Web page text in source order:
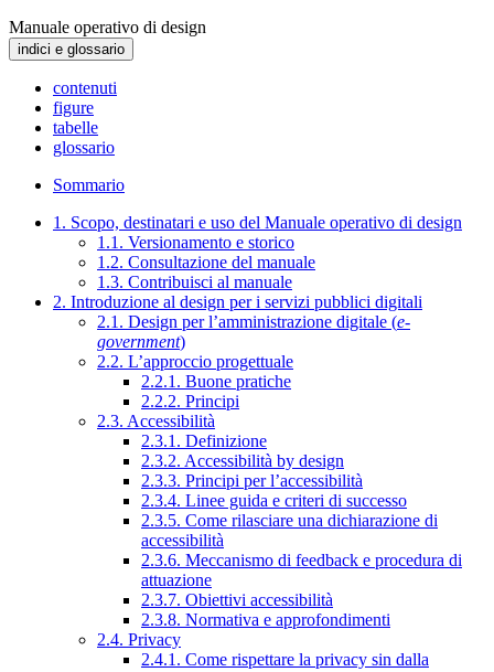
Manuale operativo di design
indici e glossario
contenuti
figure
tabelle
glossario
Sommario
1. Scopo, destinatari e uso del Manuale operativo di design
1.1. Versionamento e storico
1.2. Consultazione del manuale
1.3. Contribuisci al manuale
2. Introduzione al design per i servizi pubblici digitali
2.1. Design per l’amministrazione digitale (e-
government)
2.2. L’approccio progettuale
2.2.1. Buone pratiche
2.2.2. Principi
2.3. Accessibilità
2.3.1. Definizione
2.3.2. Accessibilità by design
2.3.3. Principi per l’accessibilità
2.3.4. Linee guida e criteri di successo
2.3.5. Come rilasciare una dichiarazione di
accessibilità
2.3.6. Meccanismo di feedback e procedura di
attuazione
2.3.7. Obiettivi accessibilità
2.3.8. Normativa e approfondimenti
2.4. Privacy
2.4.1. Come rispettare la privacy sin dalla